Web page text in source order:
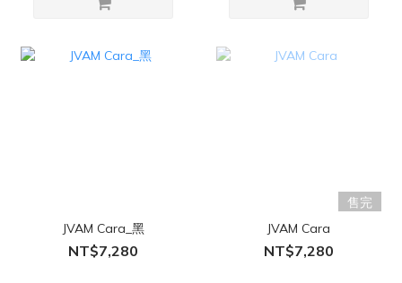
JVAM Cara_黑
NT$7,280
售完
JVAM Cara
NT$7,280